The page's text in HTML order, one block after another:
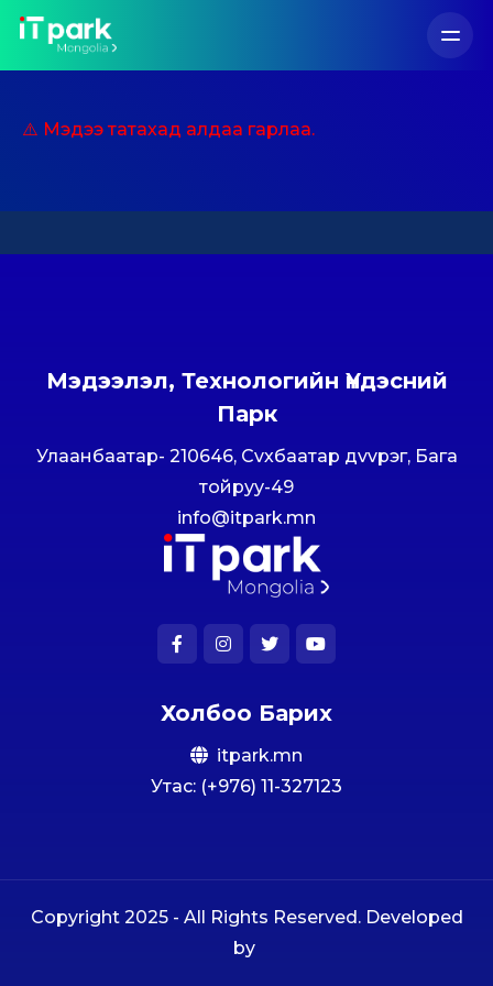
⚠️ Мэдээ татахад алдаа гарлаа.
Мэдээлэл, Технологийн Үндэсний
Парк
Улаанбаатар- 210646, Сvхбаатар дvvрэг, Бага
тойруу-49
info@itpark.mn
Холбоо Барих
itpark.mn
Утас: (+976) 11-327123
Copyright 2025 - All Rights Reserved. Developed
by